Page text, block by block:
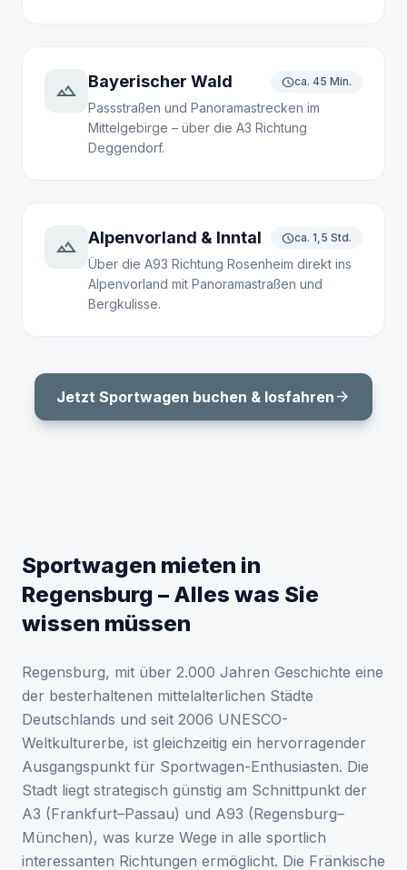
landscape Bayerischer Wald scheduleca. 45 Min.
Passstraßen und Panoramastrecken im
Mittelgebirge – über die A3 Richtung
Deggendorf.
terrain Alpenvorland & Inntal scheduleca. 1,5 Std.
Über die A93 Richtung Rosenheim direkt ins
Alpenvorland mit Panoramastraßen und
Bergkulisse.
Jetzt Sportwagen buchen & losfahren arrow_forward
Sportwagen mieten in
Regensburg – Alles was Sie
wissen müssen
Regensburg, mit über 2.000 Jahren Geschichte eine
der besterhaltenen mittelalterlichen Städte
Deutschlands und seit 2006 UNESCO-
Weltkulturerbe, ist gleichzeitig ein hervorragender
Ausgangspunkt für Sportwagen-Enthusiasten. Die
Stadt liegt strategisch günstig am Schnittpunkt der
A3 (Frankfurt–Passau) und A93 (Regensburg–
München), was kurze Wege in alle sportlich
interessanten Richtungen ermöglicht. Die Fränkische